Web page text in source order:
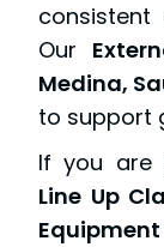
Our
Medina,
to support
If you are
Line Up
Equipment